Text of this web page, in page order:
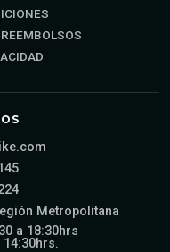
Metropolitana
a 18:30hrs